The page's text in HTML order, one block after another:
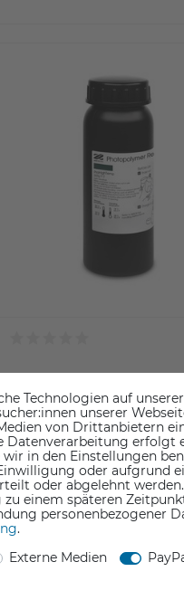
500 ml
Technologien auf
unserer
von Drittanbietern
Datenverarbeitung erfolgt
in den Einstellungen
oder aufgrund
oder abgelehnt
einem späteren
personenbezogener
.
Externe Medien